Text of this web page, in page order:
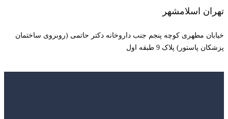
تهران اسلامشهر
خیابان مطهری کوچه پنجم جنب داروخانه دکتر حاتمی (روبروی ساختمان
پزشکان پاستور) پلاک 9 طبقه اول